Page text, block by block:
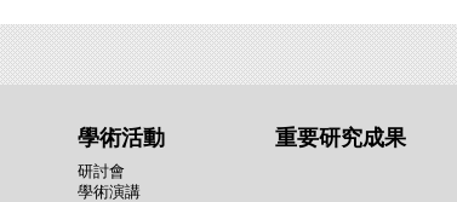
學術活動
研討會
學術演講
重要研究成果